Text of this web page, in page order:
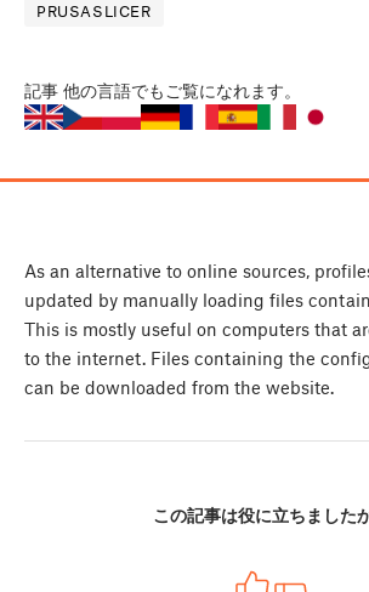
PRUSASLICER
記事 他の言語でもご覧になれます。
As an alternative to online sources,
updated by manually loading files
This is mostly useful on computers that
to the internet. Files containing the
can be downloaded from the website.
この記事は役に立ちました